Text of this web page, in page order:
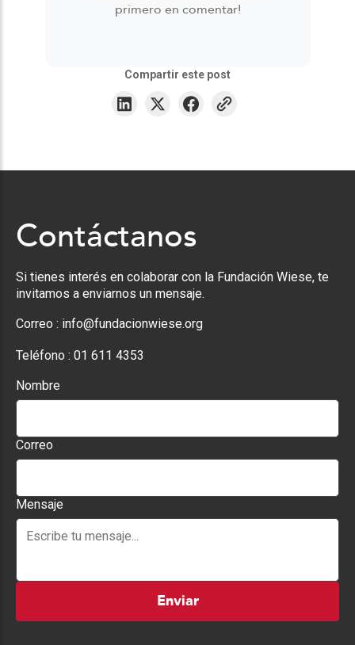
primero en comentar!
Compartir este post
Contáctanos
Si tienes interés en colaborar con la Fundación Wiese, te
invitamos a enviarnos un mensaje.
Correo : info@fundacionwiese.org
Teléfono : 01 611 4353
Nombre
Correo
Mensaje
Enviar